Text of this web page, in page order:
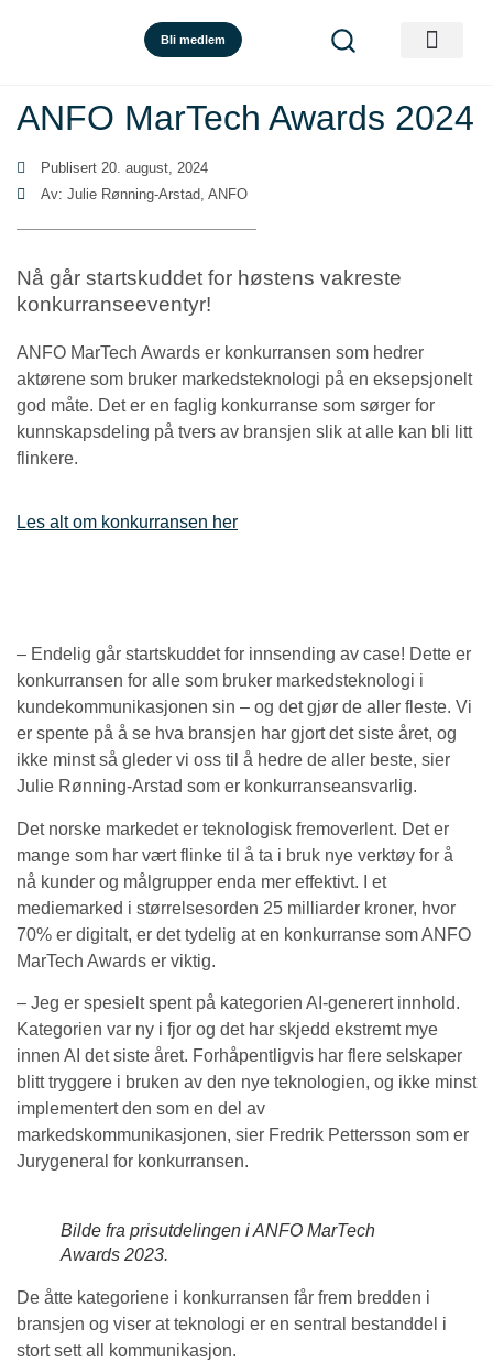
Bli medlem
ANFO MarTech Awards 2024
Publisert 20. august, 2024
Av: Julie Rønning-Arstad, ANFO
Nå går startskuddet for høstens vakreste
konkurranseeventyr!
ANFO MarTech Awards er konkurransen som hedrer
aktørene som bruker markedsteknologi på en eksepsjonelt
god måte. Det er en faglig konkurranse som sørger for
kunnskapsdeling på tvers av bransjen slik at alle kan bli litt
flinkere.
Les alt om konkurransen her
– Endelig går startskuddet for innsending av case! Dette er
konkurransen for alle som bruker markedsteknologi i
kundekommunikasjonen sin – og det gjør de aller fleste. Vi
er spente på å se hva bransjen har gjort det siste året, og
ikke minst så gleder vi oss til å hedre de aller beste, sier
Julie Rønning-Arstad som er konkurranseansvarlig.
Det norske markedet er teknologisk fremoverlent. Det er
mange som har vært flinke til å ta i bruk nye verktøy for å
nå kunder og målgrupper enda mer effektivt. I et
mediemarked i størrelsesorden 25 milliarder kroner, hvor
70% er digitalt, er det tydelig at en konkurranse som ANFO
MarTech Awards er viktig.
­­­– Jeg er spesielt spent på kategorien AI-generert innhold.
Kategorien var ny i fjor og det har skjedd ekstremt mye
innen AI det siste året. Forhåpentligvis har flere selskaper
blitt tryggere i bruken av den nye teknologien, og ikke minst
implementert den som en del av
markedskommunikasjonen, sier Fredrik Pettersson som er
Jurygeneral for konkurransen.
Bilde fra prisutdelingen i ANFO MarTech
Awards 2023.
De åtte kategoriene i konkurransen får frem bredden i
bransjen og viser at teknologi er en sentral bestanddel i
stort sett all kommunikasjon.